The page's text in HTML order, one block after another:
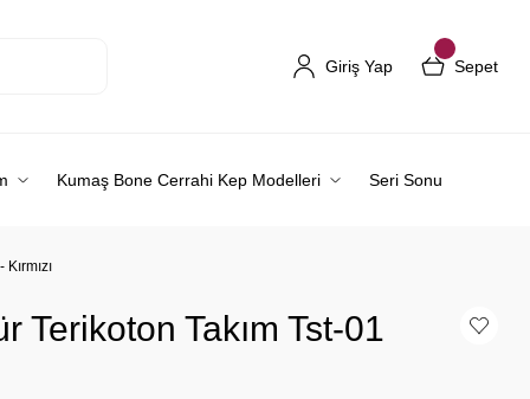
Giriş Yap Sepet
Kumaş Bone Cerrahi Kep Modelleri Seri Sonu
Terikoton Takım Tst-01